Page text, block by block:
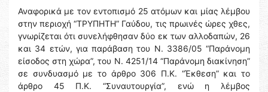
Αναφορικά με τον εντοπισμό 25 ατόμων και μίας λέμβου
στην περιοχή “ΤΡΥΠΗΤΗ” Γαύδου, τις πρωινές ώρες χθες,
γνωρίζεται ότι συνελήφθησαν δύο εκ των αλλοδαπών, 26
και 34 ετών, για παράβαση του Ν. 3386/05 “Παράνομη
είσοδος στη χώρα”, του Ν. 4251/14 “Παράνομη διακίνηση”
σε συνδυασμό με το άρθρο 306 Π.Κ. “Έκθεση” και το
άρθρο 45 Π.Κ. “Συναυτουργία”, ενώ η λέμβος